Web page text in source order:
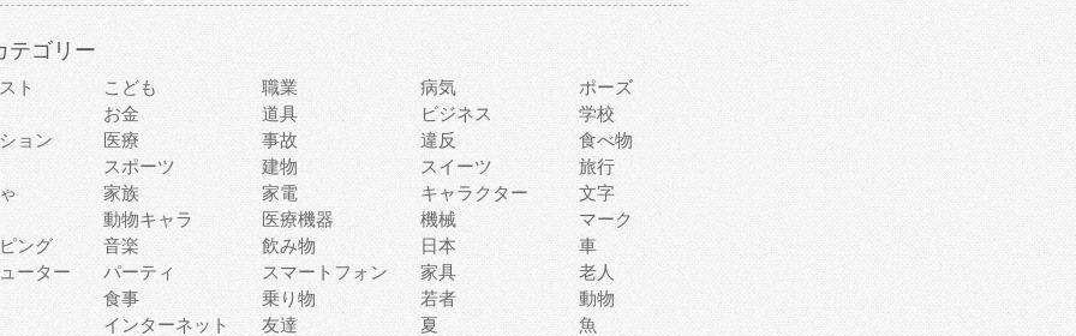
テゴリー
ト こども 職業 病気
ポーズ
お金
道具 ビジネス
学校
ョン
医療 事故 違反
食べ物
スポーツ
建物 スイーツ
旅行
家族 家電 キャラクター
文字
動物キャラ
医療機器 機械
マーク
ング
音楽 飲み物 日本
車
ーター
パーティ スマートフォン 家具
老人
食事
乗り物 若者
動物
インターネット
友達 夏
魚